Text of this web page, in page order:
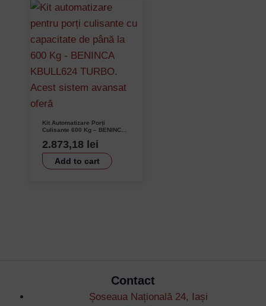
Kit Automatizare Porți
Culisante 600 Kg – BENINCA
Rapid 25m/min și
Telecomandă TO.GO.2VA
2.873,18 lei
Add to cart
Contact
Șoseaua Națională 24, Iași